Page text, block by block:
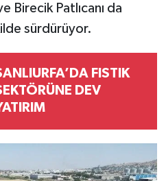
Birecik Patlıcanı da
sürdürüyor.
FISTIK
DEV